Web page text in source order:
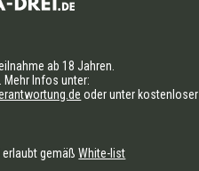
ab 18 Jahren.
Mehr Infos unter:
oder unter kostenloser
erlaubt gemäßWhite-list